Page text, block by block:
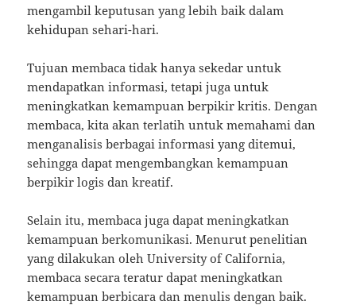
mengambil keputusan yang lebih baik dalam
kehidupan sehari-hari.
Tujuan membaca tidak hanya sekedar untuk
mendapatkan informasi, tetapi juga untuk
meningkatkan kemampuan berpikir kritis. Dengan
membaca, kita akan terlatih untuk memahami dan
menganalisis berbagai informasi yang ditemui,
sehingga dapat mengembangkan kemampuan
berpikir logis dan kreatif.
Selain itu, membaca juga dapat meningkatkan
kemampuan berkomunikasi. Menurut penelitian
yang dilakukan oleh University of California,
membaca secara teratur dapat meningkatkan
kemampuan berbicara dan menulis dengan baik.